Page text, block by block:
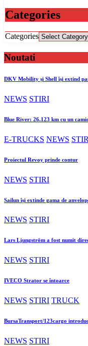
Categories
Categories
Noutati
DKV Mobility și Shell își extind
NEWS STIRI
Blue River: 26.123 km cu un
E-TRUCKS NEWS
Proiectul Revoy prinde contur
NEWS STIRI
Sailun își extinde gama de
NEWS STIRI
Lars Ljungström a fost numit
NEWS STIRI
IVECO Strator se întoarce
NEWS STIRI TRUCK
BursaTransport/123cargo
NEWS STIRI